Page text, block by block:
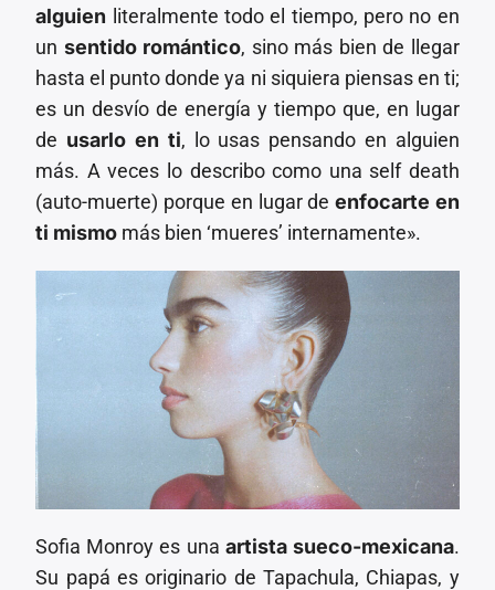
alguien literalmente todo el tiempo, pero no en
un sentido romántico, sino más bien de llegar
hasta el punto donde ya ni siquiera piensas en ti;
es un desvío de energía y tiempo que, en lugar
de usarlo en ti, lo usas pensando en alguien
más. A veces lo describo como una self death
(auto-muerte) porque en lugar de enfocarte en
ti mismo más bien ‘mueres’ internamente».
Sofia Monroy es una artista sueco-mexicana.
Su papá es originario de Tapachula, Chiapas, y